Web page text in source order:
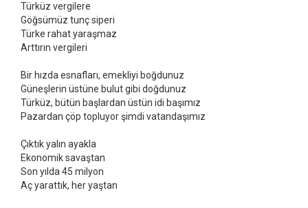
Türküz vergilere
Göğsümüz tunç siperi
Türke rahat yaraşmaz
Arttırın vergileri
Bir hızda esnafları, emekliyi boğdunuz
Güneşlerin üstüne bulut gibi doğdunuz
Türküz, bütün başlardan üstün idi başımız
Pazardan çöp topluyor şimdi vatandaşımız
Çıktık yalın ayakla
Ekonomik savaştan
Son yılda 45 milyon
Aç yarattık, her yaştan